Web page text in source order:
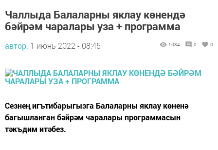
Чаллыда Балаларны яклау көнендә
бәйрәм чаралары уза + программа
автор, 1 июнь 2022 - 08:45 1034 0 0
Сезнең игътибарыгызга Балаларны яклау көненә
багышланган бәйрәм чаралары программасын
тәкъдим итәбез.